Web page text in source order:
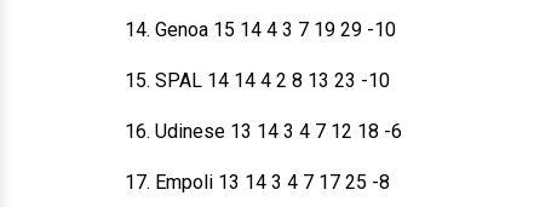
14. Genoa 15 14 4 3 7 19 29 -10
15. SPAL 14 14 4 2 8 13 23 -10
16. Udinese 13 14 3 4 7 12 18 -6
17. Empoli 13 14 3 4 7 17 25 -8